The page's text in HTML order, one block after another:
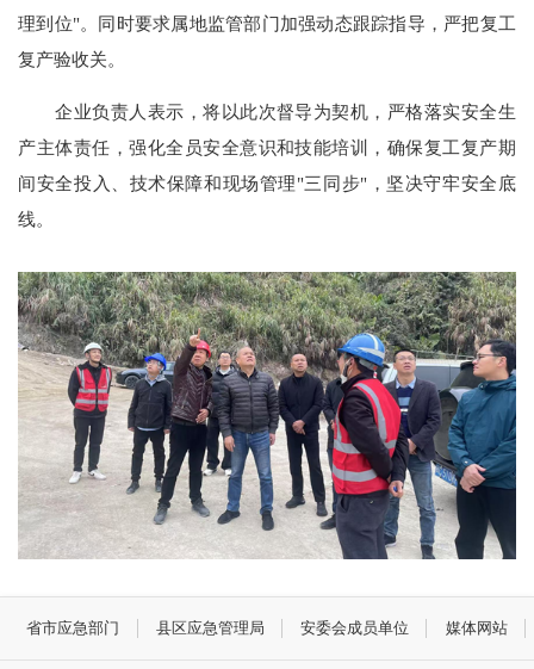
理到位"。同时要求属地监管部门加强动态跟踪指导，严把复工
复产验收关。
企业负责人表示，将以此次督导为契机，严格落实安全生
产主体责任，强化全员安全意识和技能培训，确保复工复产期
间安全投入、技术保障和现场管理"三同步"，坚决守牢安全底
线。
省市应急部门 县区应急管理局 安委会成员单位 媒体网站